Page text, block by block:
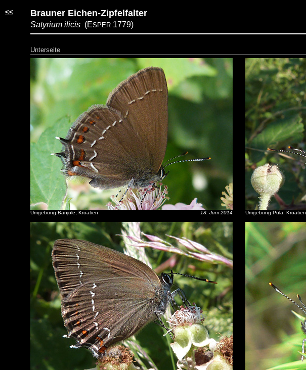
<< Brauner Eichen-Zipfelfalter
Satyrium ilicis (ESPER 1779)
Unterseite
Umgebung Banjole, Kroatien 18. Juni 2014 Umgebung Pula, Kroatien